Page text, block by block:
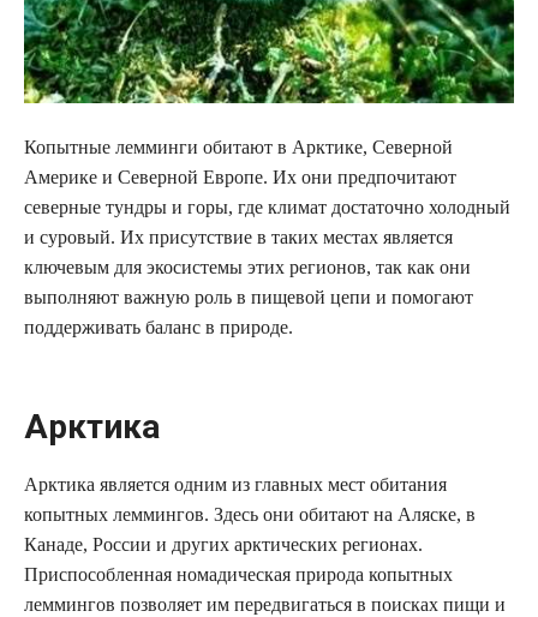
Копытные лемминги обитают в Арктике, Северной
Америке и Северной Европе. Их они предпочитают
северные тундры и горы, где климат достаточно холодный
и суровый. Их присутствие в таких местах является
ключевым для экосистемы этих регионов, так как они
выполняют важную роль в пищевой цепи и помогают
поддерживать баланс в природе.
Арктика
Арктика является одним из главных мест обитания
копытных леммингов. Здесь они обитают на Аляске, в
Канаде, России и других арктических регионах.
Приспособленная номадическая природа копытных
леммингов позволяет им передвигаться в поисках пищи и